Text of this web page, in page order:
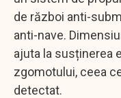
de război anti-
anti-nave.
ajuta la susținerea
zgomotului, ceea
detectat.